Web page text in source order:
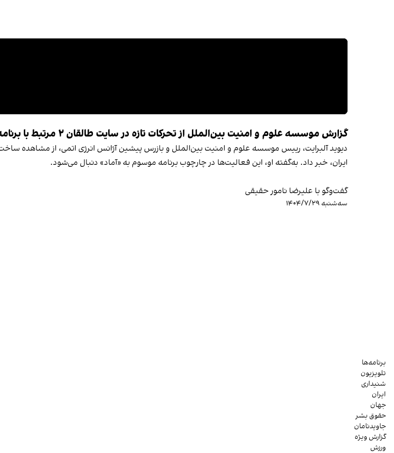
گزارش موسسه علوم و امنیت بین‌الملل از تحرکات تازه در سایت طالقان ۲ مرتبط با برنامه آماد
ایران، خبر داد. به‌گفته او، این فعالیت‌ها در چارچوب برنامه موسوم به «آماد» دنبال می‌شود.
گفت‌وگو با علیرضا نامور حقیقی
سه‌شنبه ۱۴۰۴/۷/۲۹
برنامه‌ها
تلویزیون
شنیداری
ایران
جهان
حقوق بشر
جاویدنامان
گزارش ویژه
ورزش